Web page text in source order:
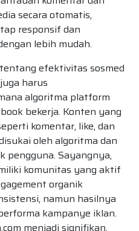
secara otomatis,
responsif dan
lebih mudah.
efektivitas sosmed
harus
algoritma platform
bekerja. Konten yang
komentar, like, dan
oleh algoritma dan
pengguna. Sayangnya,
komunitas yang aktif
organik
namun hasilnya
kampanye iklan.
menjadi signifikan.